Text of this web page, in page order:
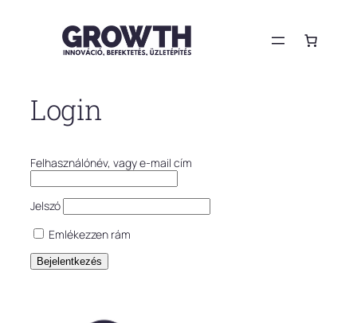
tartalomhoz
Login
Felhasználónév, vagy e-mail cím
Jelszó
Emlékezzen rám